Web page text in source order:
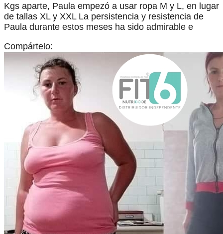
Kgs aparte, Paula empezó a usar ropa M y L, en lugar
de tallas XL y XXL La persistencia y resistencia de
Paula durante estos meses ha sido admirable e
Compártelo: